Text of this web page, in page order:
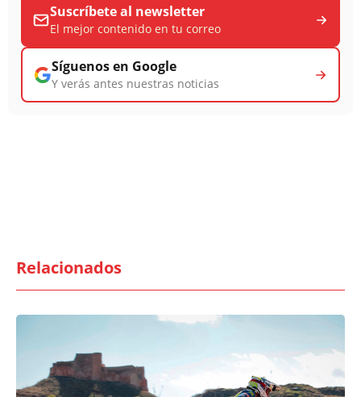
Suscríbete al newsletter
El mejor contenido en tu correo
Síguenos en Google
Y verás antes nuestras noticias
Relacionados